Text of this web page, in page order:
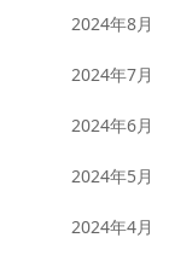
2024年8月
2024年7月
2024年6月
2024年5月
2024年4月